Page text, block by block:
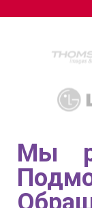
Мы